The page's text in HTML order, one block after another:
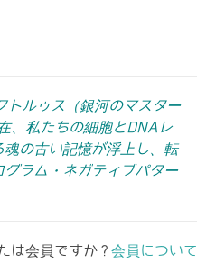
トルゥス（銀河のマスター
、私たちの細胞とDNAレ
の古い記憶が浮上し、転
ラム・ネガティブパター
は会員ですか ? 会員について